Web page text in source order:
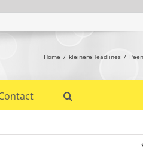
Home kleinereHeadlines